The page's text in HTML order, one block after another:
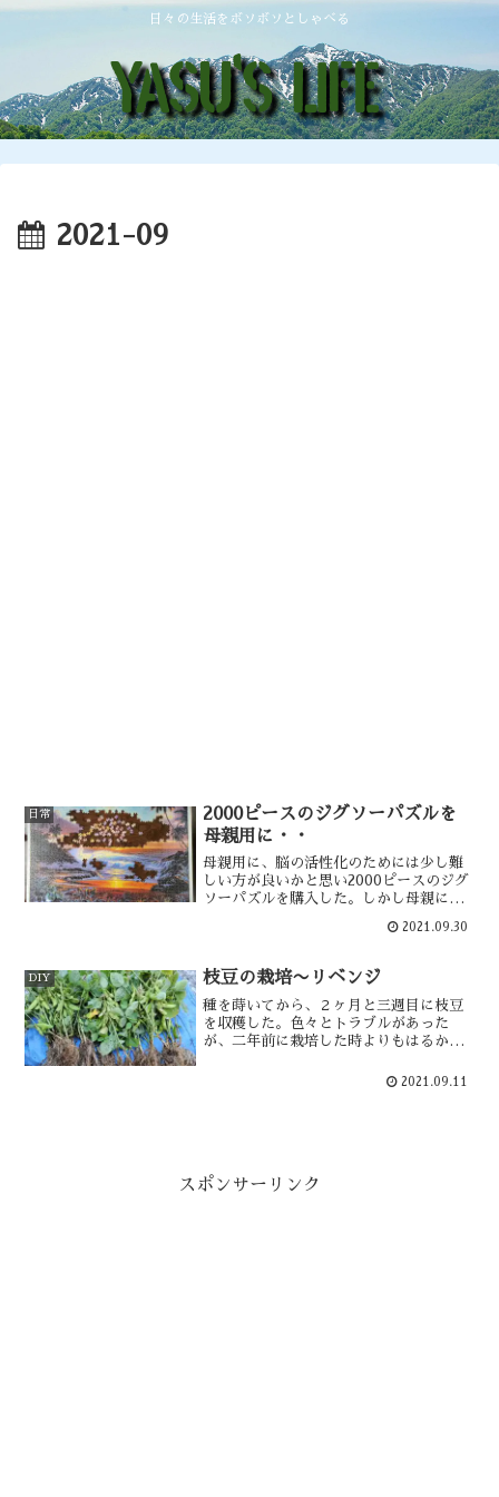
日々の生活をボソボソとしゃべる
2021-09
日常
2000ピースのジグソーパズルを
母親用に・・
母親用に、脳の活性化のためには少し難
しい方が良いかと思い2000ピースのジグ
ソーパズルを購入した。しかし母親にと
半は自分が作った。今後 母親はこれをや
に出来る方法を考えた・・
2021.09.30
DIY 枝豆の栽培〜リベンジ
種を蒔いてから、２ヶ月と三週目に枝豆
を収穫した。色々とトラブルがあった
が、二年前に栽培した時よりもはるかに
ったせいで大豆に近い枝豆になってい
2021.09.11
スポンサーリンク